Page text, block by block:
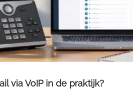
via VoIP in de praktijk?